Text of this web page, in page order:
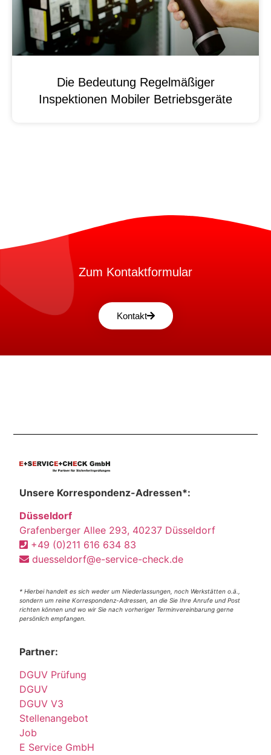
Die Bedeutung Regelmäßiger
Inspektionen Mobiler Betriebsgeräte
Zum Kontaktformular
Kontakt
Unsere Korrespondenz-Adressen*:
Düsseldorf
Grafenberger Allee 293, 40237 Düsseldorf
+49 (0)211 616 634 83
duesseldorf@e-service-check.de
* Hierbei handelt es sich weder um Niederlassungen, noch Werkstätten o.ä.,
sondern um reine Korrespondenz-Adressen, an die Sie Ihre Anrufe und Post
richten können und wo wir Sie nach vorheriger Terminvereinbarung gerne
persönlich empfangen.
Partner:
DGUV Prüfung
DGUV
DGUV V3
Stellenangebot
Job
E Service GmbH